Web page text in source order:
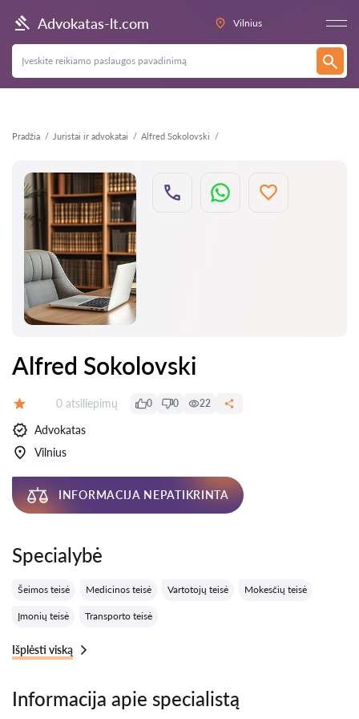
Advokatas-lt.com Vilnius
Pradžia Juristai ir advokatai Alfred Sokolovski
Atgal
Alfred Sokolovski
Atsiliepimų:
0 atsiliepimų 0 0 22
Advokatas
Vilnius
INFORMACIJA NEPATIKRINTA
Specialybė
Šeimos teisė Medicinos teisė Vartotojų teisė Mokesčių teisė
Įmonių teisė Transporto teisė
Išplėsti viską
Informacija apie specialistą